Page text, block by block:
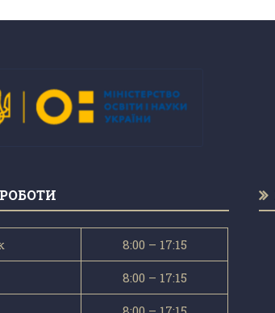
8:00 – 17:15
8:00 – 17:15